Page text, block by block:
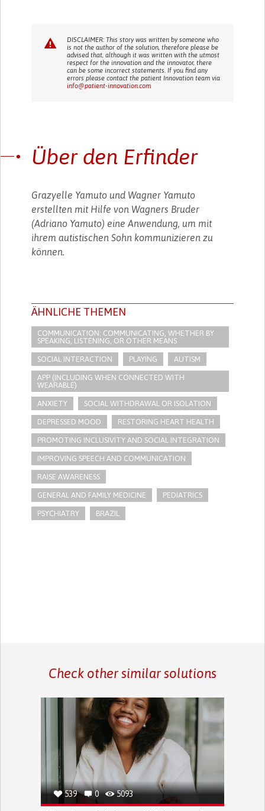
DISCLAIMER: This story was written by someone who
is not the author of the solution, therefore please be
advised that, although it was written with the utmost
respect for the innovation and the innovator, there
can be some incorrect statements. If you find any
errors please contact the patient Innovation team via
info@patient-innovation.com
Über den Erfinder
Grazyelle Yamuto und Wagner Yamuto
erstellten mit Hilfe von Wagners Bruder
(Adriano Yamuto) eine Anwendung, um mit
ihrem autistischen Sohn kommunizieren zu
können.
ÄHNLICHE THEMEN
COMMUNICATION: COMMUNICATING, WHETHER BY
SPEAKING, LISTENING, OR OTHER MEANS
SOCIAL INTERACTION PLAYING AUTISM
APP (INCLUDING WHEN CONNECTED WITH
WEARABLE)
ANXIETY SOCIAL WITHDRAWAL OR ISOLATION
DEPRESSED MOOD RESTORING HEART HEALTH
PROMOTING INCLUSIVITY AND SOCIAL INTEGRATION
IMPROVING SPEECH AND COMMUNICATION
RAISE AWARENESS
GENERAL AND FAMILY MEDICINE PEDIATRICS
PSYCHIATRY BRAZIL
Check other similar solutions
539 0 5093